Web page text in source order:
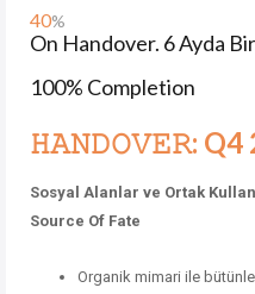
40%
On Handover. 6 Ayda
100% Completion
𝙷𝙰𝙽𝙳𝙾𝚅𝙴𝚁: Q4
Sosyal Alanlar ve Ortak
Source Of Fate
Organik mimari ile